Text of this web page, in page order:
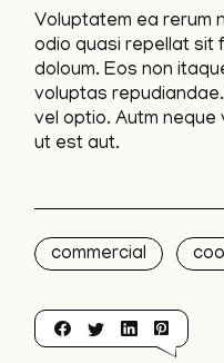
Voluptatem ea rerum
odio quasi repellat sit
doloum. Eos non
voluptas
vel optio. Autm neque
ut est aut.
commercial